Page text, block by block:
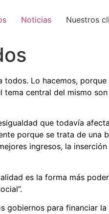
Noticias Nuestros
Lo hacemos,
tema central del mismo
que todavía
porque se trata de una
ingresos, la
es la forma más
gobiernos para financiar